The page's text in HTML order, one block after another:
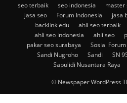
seo terbaik
seo indonesia master
jasa seo
Forum Indonesia jasa
backlink edu
ahli seo terbaik
ahli seo indonesia
ahli seo
pakar seo surabaya
Sosial Forum
Sandi Nugroho
Sandi SN
Sapulidi Nusantara Raya
© Newspaper WordPress